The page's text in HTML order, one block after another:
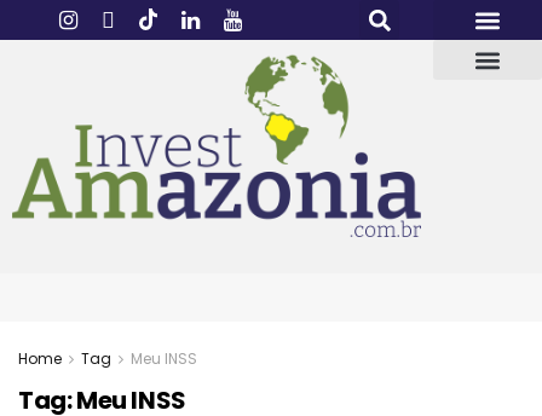
Home Tag Meu INSS
Tag:Meu INSS